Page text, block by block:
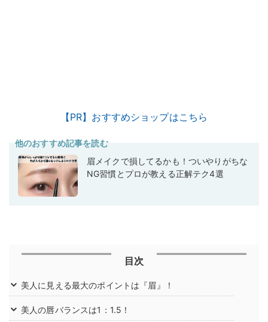
【PR】おすすめショップはこちら
他のおすすめ記事を読む
眉メイクで損してるかも！ついやりがちな
NG習慣とプロが教える正解テク4選
目次
美人に見える最大のポイントは『眉』！
美人の唇バランスは1：1.5！